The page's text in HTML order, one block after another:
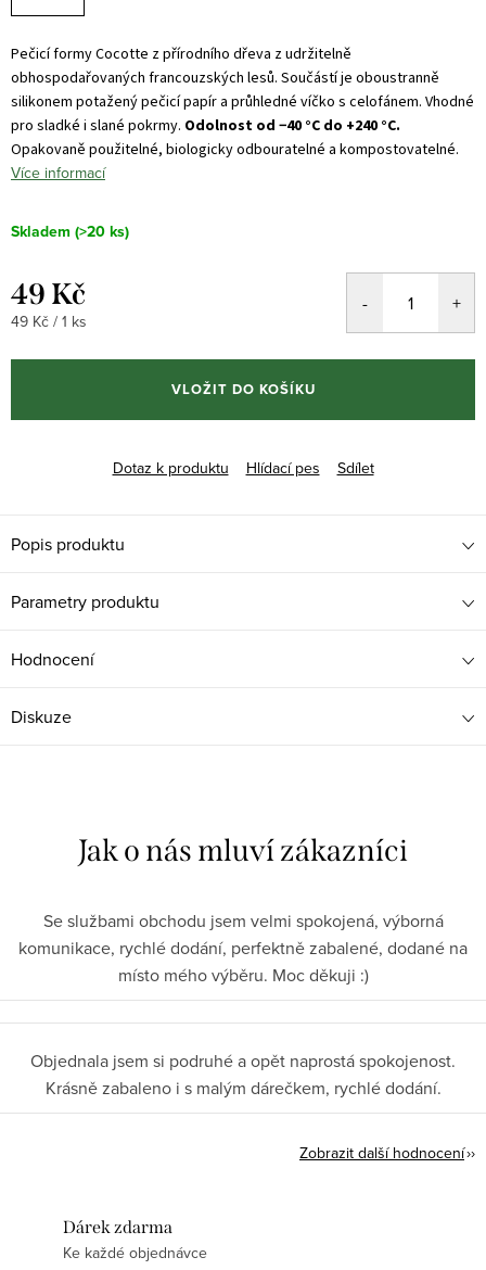
Pečicí formy Cocotte z přírodního dřeva z udržitelně
obhospodařovaných francouzských lesů. Součástí je oboustranně
silikonem potažený pečicí papír a průhledné víčko s celofánem. Vhodné
pro sladké i slané pokrmy. Odolnost od −40 °C do +240 °C.
Opakovaně použitelné, biologicky odbouratelné a kompostovatelné.
Více informací
Skladem (>20 ks)
49 Kč
Měrná
49 Kč / 1 ks
VLOŽIT DO KOŠÍKU
Dotaz k produktu Hlídací pes Sdílet
Popis produktu
Parametry produktu
Hodnocení
Diskuze
Se službami obchodu jsem velmi spokojená, výborná
komunikace, rychlé dodání, perfektně zabalené, dodané na
místo mého výběru. Moc děkuji :)
Objednala jsem si podruhé a opět naprostá spokojenost.
Krásně zabaleno i s malým dárečkem, rychlé dodání.
Zobrazit další hodnocení
Dárek zdarma
Ke každé objednávce